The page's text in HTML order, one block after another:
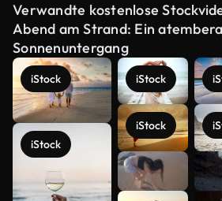
Verwandte kostenlose
Abend am Strand: Ein
Sonnenuntergang
iStock
iStock
iStock
iStock